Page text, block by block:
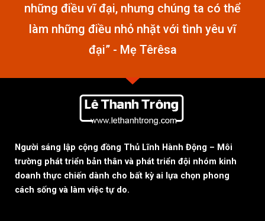
những điều vĩ đại, nhưng chúng ta có thể
làm những điều nhỏ nhặt với tình yêu vĩ
đại” - Mẹ Têrêsa
Người sáng lập cộng đồng Thủ Lĩnh Hành Động – Môi
trường phát triển bản thân và phát triển đội nhóm kinh
doanh thực chiến dành cho bất kỳ ai lựa chọn phong
cách sống và làm việc tự do.